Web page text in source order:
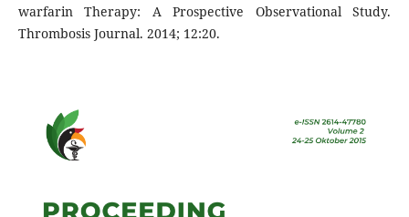
warfarin Therapy: A Prospective Observational Study.
Thrombosis Journal. 2014; 12:20.